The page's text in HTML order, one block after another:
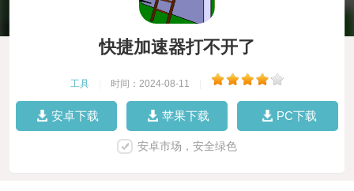
快捷加速器打不开了
工具 时间：2024-08-11
安卓下载 苹果下载 PC下载
安卓市场，安全绿色